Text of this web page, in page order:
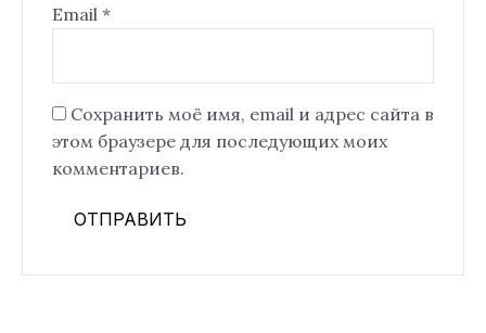
Email *
Сохранить моё имя, email и адрес сайта в
этом браузере для последующих моих
комментариев.